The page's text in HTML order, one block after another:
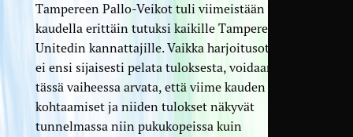
Tampereen Pallo-Veikot tuli viimeistään viime
kaudella erittäin tutuksi kaikille Tampere
Unitedin kannattajille. Vaikka harjoitusottelussa
ei ensi sijaisesti pelata tuloksesta, voidaan jo
tässä vaiheessa arvata, että viime kauden
kohtaamiset ja niiden tulokset näkyvät
tunnelmassa niin pukukopeissa kuin